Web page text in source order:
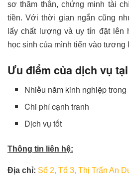
sơ thăm thân, chứng minh tài
tiền. Với thời gian ngắn cũng
lấy chất lượng và uy tín đặt lên
học sinh của mình tiến vào tương
Ưu điểm của dịch vụ tại
Nhiều năm kinh nghiệp
Chi phí cạnh tranh
Dịch vụ tốt
Thông tin liên hệ:
Địa chỉ: Số 2, Tổ 3, Thị Trấn An